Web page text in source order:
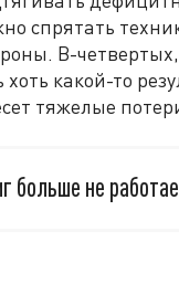
спрятать
В-
какой-то
тяжелые
больше не